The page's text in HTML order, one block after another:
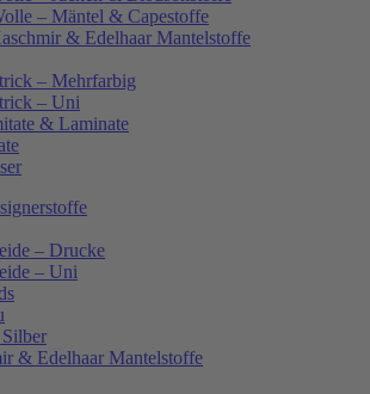
– Mäntel & Capestoffe
& Edelhaar Mantelstoffe
– Mehrfarbig
– Uni
& Laminate
– Drucke
– Uni
& Edelhaar Mantelstoffe